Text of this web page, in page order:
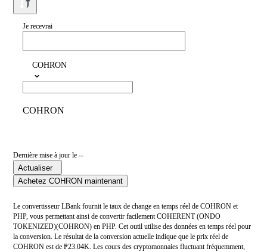
Je recevrai
COHRON
COHRON
Dernière mise à jour le --
Actualiser
Achetez COHRON maintenant
Le convertisseur LBank fournit le taux de change en temps réel de COHRON et
PHP, vous permettant ainsi de convertir facilement COHERENT (ONDO
TOKENIZED)(COHRON) en PHP. Cet outil utilise des données en temps réel pour
la conversion. Le résultat de la conversion actuelle indique que le prix réel de
COHRON est de ₱23.04K. Les cours des cryptomonnaies fluctuant fréquemment,